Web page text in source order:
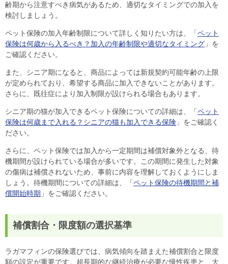
齢期から注意すべき病気があるため、適切なタイミングでの加入を
検討しましょう。
ペット保険の加入年齢制限について詳しく知りたい方は、「 ペット
保険は何歳から入るべき？加入の年齢制限や適切なタイミング 」を
ご確認ください。
また、シニア期になると、商品によっては新規契約可能年齢の上限
が定められており、希望する商品に加入できないことがあります。
さらに、既往症により加入制限が設けられる場合もあります。
シニア期の猫が加入できるペット保険についての詳細は、「 ペット
保険は何歳まで入れる？シニアの猫も加入できる保険 」をご確認く
ださい。
さらに、ペット保険では加入から一定期間は補償対象外となる、待
機期間が設けられている場合が多いです。この期間に発生した対象
の傷病は補償されないため、事前に内容を理解しておくようにしま
しょう。待機期間についての詳細は、「 ペット保険の待機期間と補
償開始時期 」をご確認ください。
補償割合・限度額の選択基準
ラガマフィンの保険選びでは、病気傾向を踏まえた補償割合と限度
額の設定が重要です。超長期的な継続治療が必要な慢性疾患と、大